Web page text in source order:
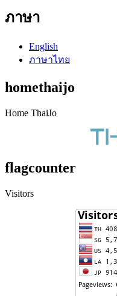
ภาษา
English
ภาษาไทย
homethaijo
Home ThaiJo
flagcounter
Visitors